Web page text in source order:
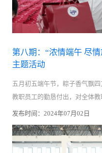
第八期：“浓情端午 尽
主题活动
五月初五端午节，粽子香气飘
教职员工的勤恳付出，对全体
属感、幸福感与获得感，值此
教职员工用心筹备了一份端午...
发布时间：2024年07月02日